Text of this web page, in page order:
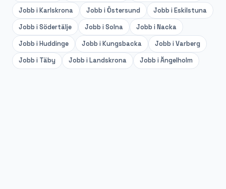
Jobb iKarlskrona Jobb iÖstersund Jobb iEskilstuna
Jobb iSödertälje Jobb iSolna Jobb iNacka
Jobb iHuddinge Jobb iKungsbacka Jobb iVarberg
Jobb i Täby Jobb iLandskrona Jobb iÄngelholm